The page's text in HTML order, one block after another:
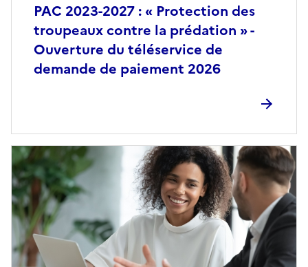
PAC 2023-2027 : « Protection des
troupeaux contre la prédation » -
Ouverture du téléservice de
demande de paiement 2026